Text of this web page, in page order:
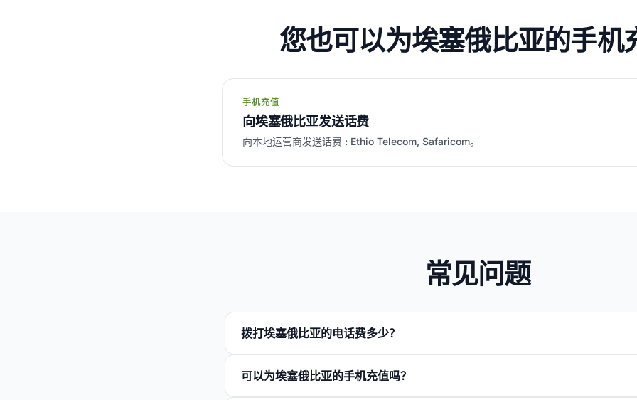
您也可以为埃塞俄比亚的手机
手机充值
向埃塞俄比亚发送话费
向本地运营商发送话费 : Ethio Telecom, Safaricom。
常见问题
拨打埃塞俄比亚的电话费多少？
可以为埃塞俄比亚的手机充值吗？